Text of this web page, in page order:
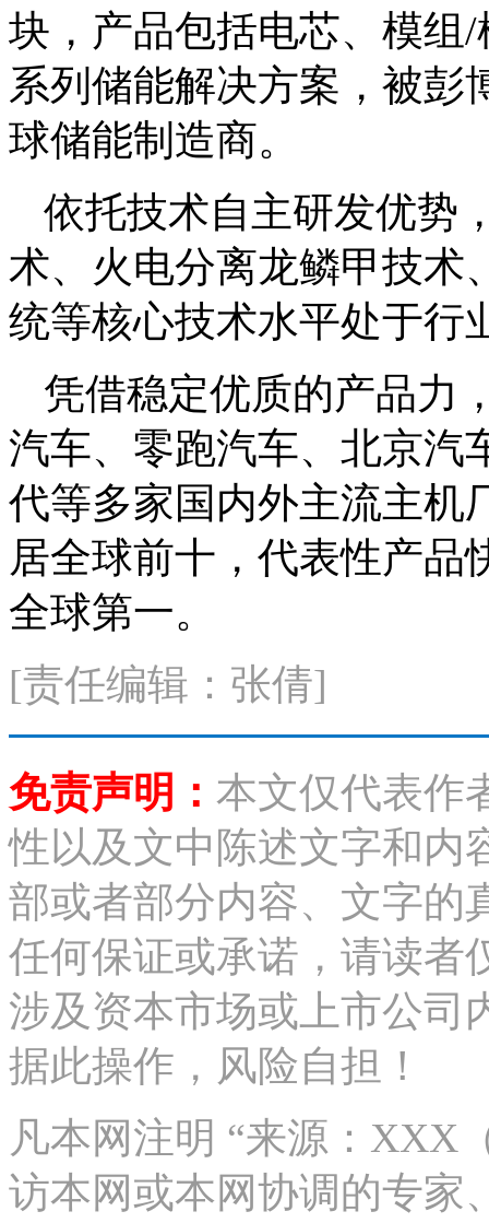
块，产品包括电芯、模组
系列储能解决方案，被彭
球储能制造商。
依托技术自主研发优势
术、火电分离龙鳞甲技术
统等核心技术水平处于行
凭借稳定优质的产品力
汽车、零跑汽车、北京汽
代等多家国内外主流主机
居全球前十，代表性产品
全球第一。
[责任编辑：张倩]
免责声明： 本文仅代表作
性以及文中陈述文字和内
部或者部分内容、文字的
任何保证或承诺，请读者
涉及资本市场或上市公司
据此操作，风险自担！
凡本网注明 “来源：XXX
访本网或本网协调的专家